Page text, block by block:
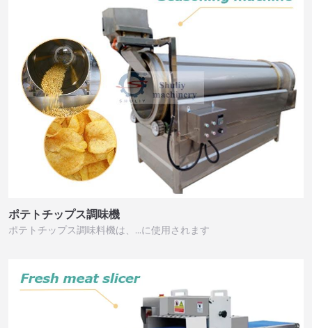
ポテトチップス調味機
ポテトチップス調味料機は、…に使用されます